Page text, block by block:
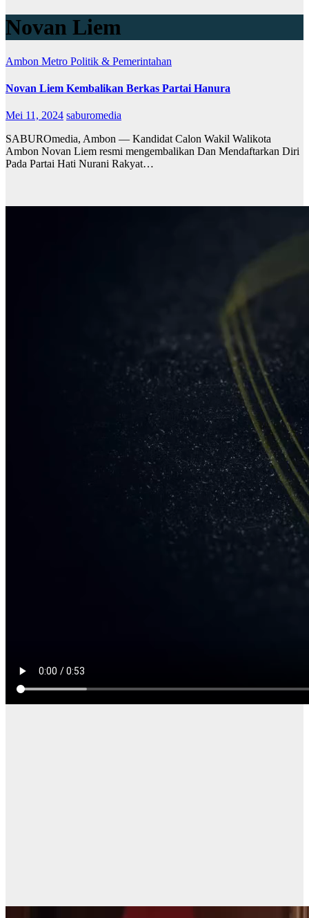
Novan Liem
Ambon Metro Politik & Pemerintahan
Novan Liem Kembalikan Berkas Partai Hanura
Mei 11, 2024 saburomedia
SABUROmedia, Ambon — Kandidat Calon Wakil Walikota
Ambon Novan Liem resmi mengembalikan Dan Mendaftarkan Diri
Pada Partai Hati Nurani Rakyat…